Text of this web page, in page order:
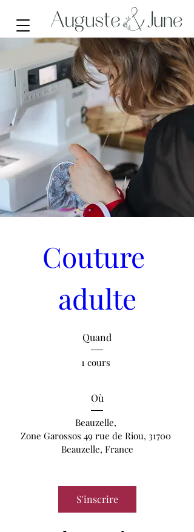
Couture
adulte
Quand
1 cours
Où
Beauzelle,
Zone Garossos 49 rue de Riou, 31700
Beauzelle, France
S'inscrire